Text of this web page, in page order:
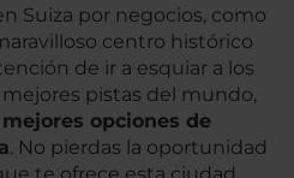
Suiza por negocios, como
centro histórico
de ir a esquiar a los
pistas del mundo,
mejores opciones de
. No pierdas la oportunidad